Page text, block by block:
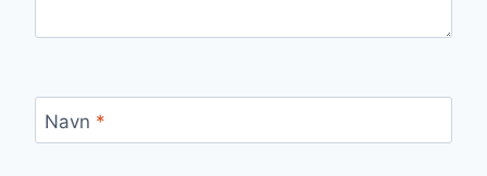
Navn *